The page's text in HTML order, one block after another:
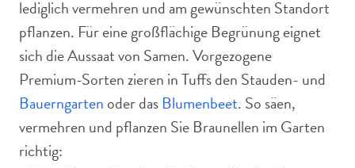
lediglich vermehren und am gewünschten Standort
pflanzen. Für eine großflächige Begrünung eignet
sich die Aussaat von Samen. Vorgezogene
Premium-Sorten zieren in Tuffs den Stauden- und
Bauerngarten oder das Blumenbeet. So säen,
vermehren und pflanzen Sie Braunellen im Garten
richtig: